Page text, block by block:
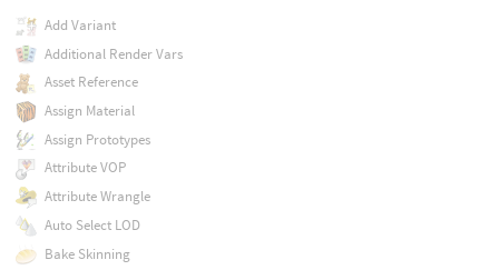
Add Variant
Additional Render Vars
Asset Reference
Assign Material
Assign Prototypes
Attribute VOP
Attribute Wrangle
Auto Select LOD
Bake Skinning